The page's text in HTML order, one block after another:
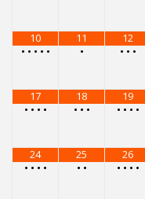
10
• • • • •
11
•
12
• • •
17
• • • •
18
• • •
19
• • • •
24
• • • •
25
• •
26
• • • •